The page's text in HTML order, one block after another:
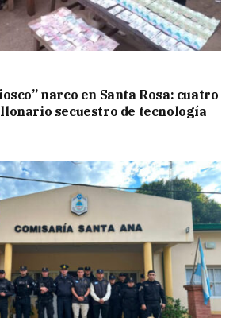
narco en Santa Rosa: cuatro
secuestro de tecnología